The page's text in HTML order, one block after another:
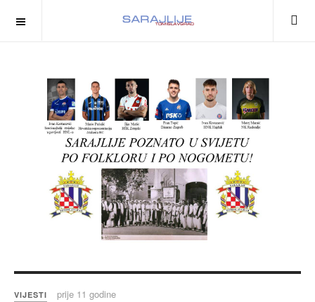
VIJESTI prije 11 godine